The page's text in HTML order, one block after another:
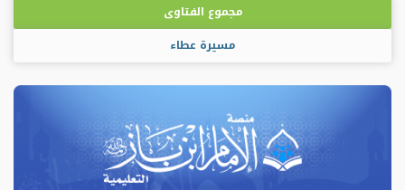
مجموع الفتاوى
مسيرة عطاء